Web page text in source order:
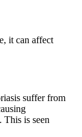
it can affect
suffer from
This is seen